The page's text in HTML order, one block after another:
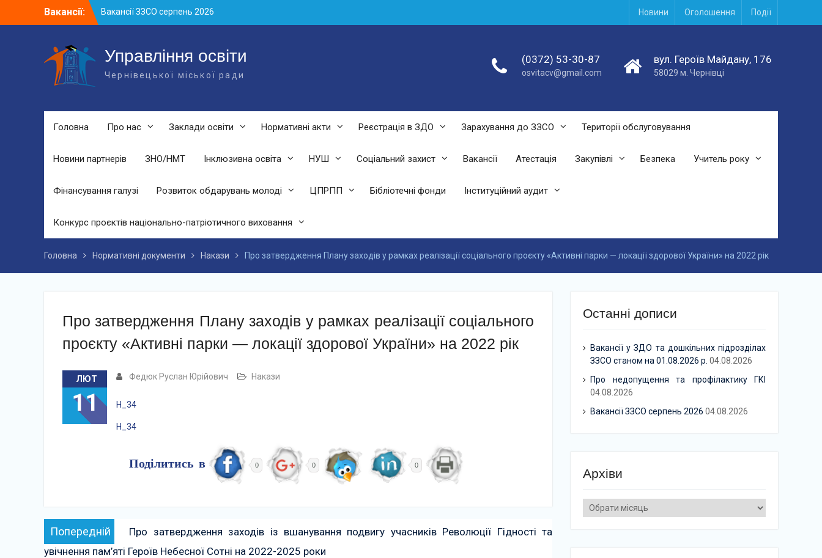
Вакансії:
Вакансії ЗЗСО серпень 2026
Вакансії ЗЗСО червень 2026
підрозділах ЗЗСО станом на 01.08.2026
р.
Новини Оголошення Події
Управління освіти
Чернівецької міської ради
(0372) 53-30-87
osvitacv@gmail.com
вул. Героїв Майдану, 176
58029 м. Чернівці
Головна Про нас Заклади освіти Нормативні акти Реєстрація в ЗДО Зарахування до ЗЗСО Території обслуговування
Новини партнерів ЗНО/НМТ Інклюзивна освіта НУШ Соціальний захист Вакансії Атестація Закупівлі Безпека Учитель року
Фінансування галузі Розвиток обдарувань молоді ЦПРПП Бібліотечні фонди Інституційний аудит
Конкурс проєктів національно-патріотичного виховання
Головна Нормативні документи Накази Про затвердження Плану заходів у рамках реалізації соціального проєкту «Активні парки — локації здорової України» на 2022 рік
Про затвердження Плану заходів у рамках реалізації соціального
проєкту «Активні парки — локації здорової України» на 2022 рік
ЛЮТ
11
Федюк Руслан Юрійович Накази
Н_34
Н_34
Поділитись в 0 0 0
Навігація
записів
Попередній Попередній:
Про затвердження заходів із вшанування подвигу учасників Революції Гідності та
увічнення пам’яті Героїв Небесної Сотні на 2022-2025 роки
Останні дописи
Вакансії у ЗДО та дошкільних підрозділах
ЗЗСО станом на 01.08.2026 р. 04.08.2026
Про недопущення та профілактику ГКІ
04.08.2026
Вакансії ЗЗСО серпень 2026 04.08.2026
Архіви
Архіви